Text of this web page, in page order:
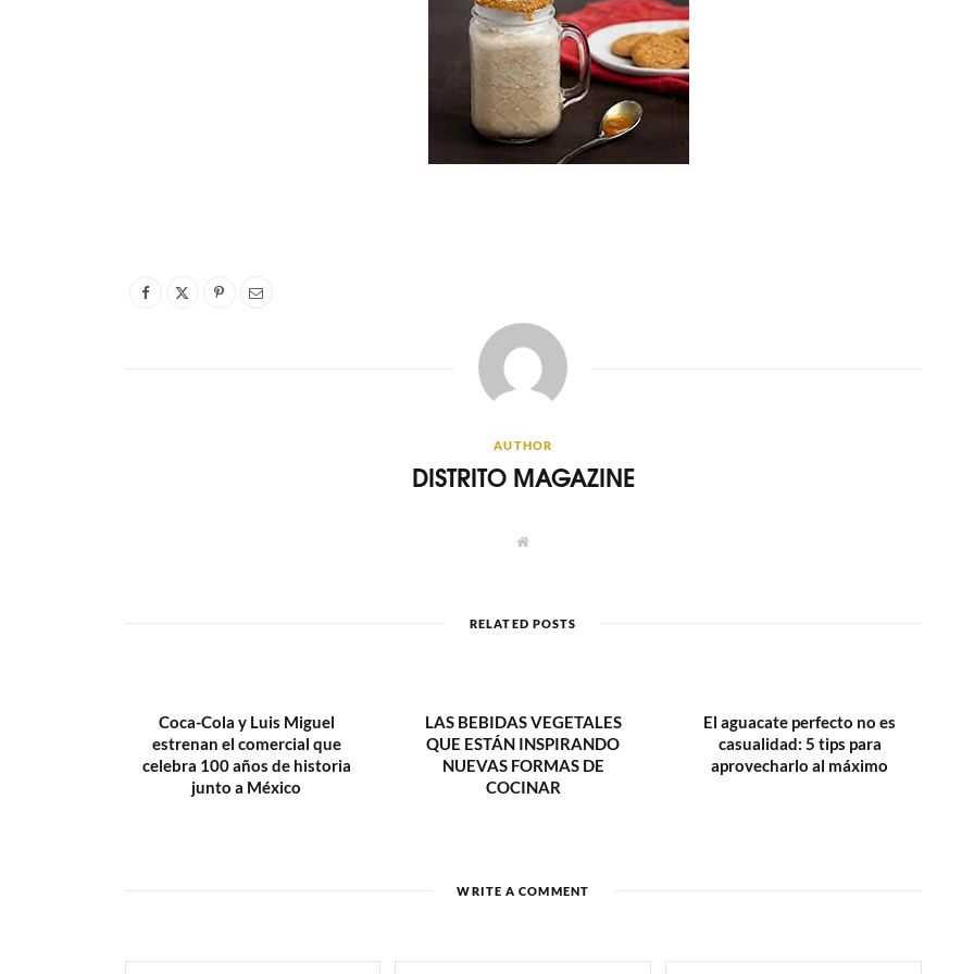
AUTHOR
DISTRITO MAGAZINE
W
e
RELATED POSTS
Coca-Cola y Luis Miguel
estrenan el comercial que
celebra 100 años de historia
junto a México
LAS BEBIDAS VEGETALES
QUE ESTÁN INSPIRANDO
NUEVAS FORMAS DE
COCINAR
El aguacate perfecto no es
casualidad: 5 tips para
aprovecharlo al máximo
WRITE A COMMENT